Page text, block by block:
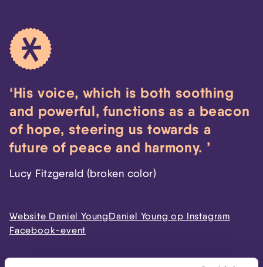
His voice, which is both soothing
and powerful, functions as a beacon
of hope, steering us towards a
future of peace and harmony.
Lucy Fitzgerald (broken color)
Website Daniel YoungDaniel Young op Instagram
Facebook-event